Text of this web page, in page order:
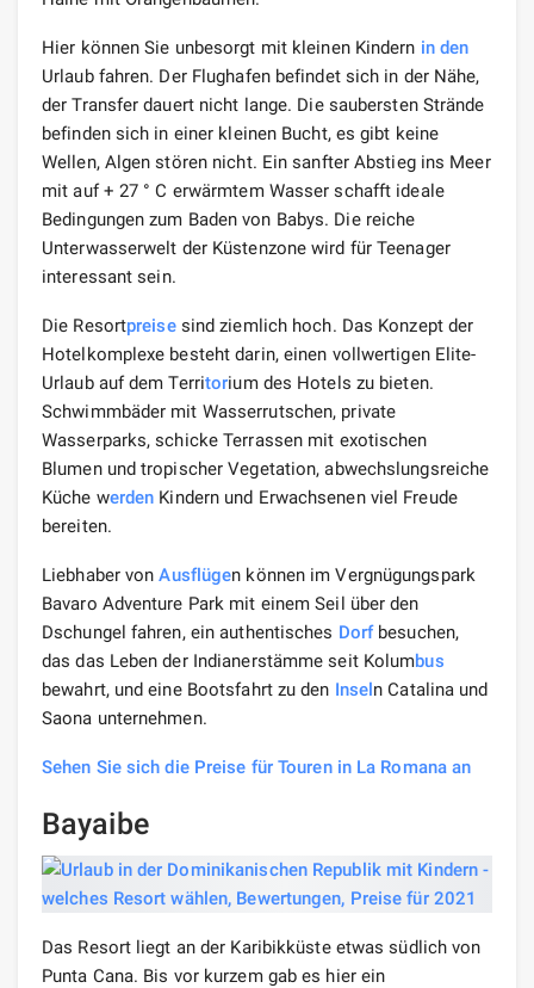
Hier können Sie unbesorgt mit kleinen Kindern in den
Urlaub fahren. Der Flughafen befindet sich in der Nähe,
der Transfer dauert nicht lange. Die saubersten Strände
befinden sich in einer kleinen Bucht, es gibt keine
Wellen, Algen stören nicht. Ein sanfter Abstieg ins Meer
mit auf + 27 ° C erwärmtem Wasser schafft ideale
Bedingungen zum Baden von Babys. Die reiche
Unterwasserwelt der Küstenzone wird für Teenager
interessant sein.
Die Resortpreisesind ziemlich hoch. Das Konzept der
Hotelkomplexe besteht darin, einen vollwertigen Elite-
Urlaub auf dem Territorium des Hotels zu bieten.
Schwimmbäder mit Wasserrutschen, private
Wasserparks, schicke Terrassen mit exotischen
Blumen und tropischer Vegetation, abwechslungsreiche
Küche werden Kindern und Erwachsenen viel Freude
bereiten.
Liebhaber vonAusflügen können im Vergnügungspark
Bavaro Adventure Park mit einem Seil über den
Dschungel fahren, ein authentisches Dorfbesuchen,
das das Leben der Indianerstämme seit Kolumbus
bewahrt, und eine Bootsfahrt zu den Inseln Catalina und
Saona unternehmen.
Sehen Sie sich die Preise für Touren in La Romana an
Bayaibe
Das Resort liegt an der Karibikküste etwas südlich von
Punta Cana. Bis vor kurzem gab es hier ein